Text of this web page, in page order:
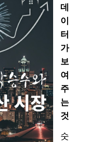
데
이
터
가
보
여
주
는
것
숫